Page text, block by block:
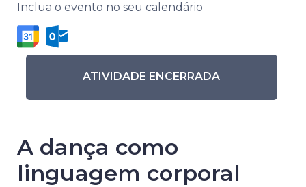
Inclua o evento no seu calendário
ATIVIDADE ENCERRADA
A dança como
linguagem corporal